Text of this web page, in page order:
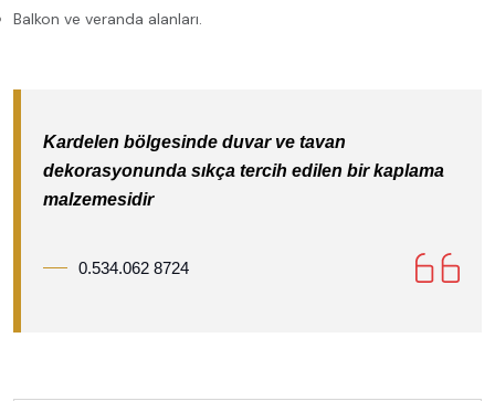
Balkon ve veranda alanları.
Kardelen bölgesinde duvar ve tavan
dekorasyonunda sıkça tercih edilen bir kaplama
malzemesidir
0.534.062 8724